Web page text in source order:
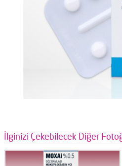
İlginizi Çekebilecek Diğer